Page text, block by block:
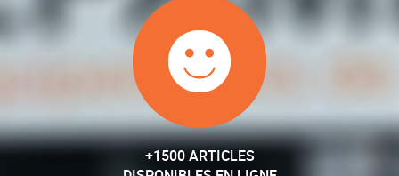
+1500 ARTICLES